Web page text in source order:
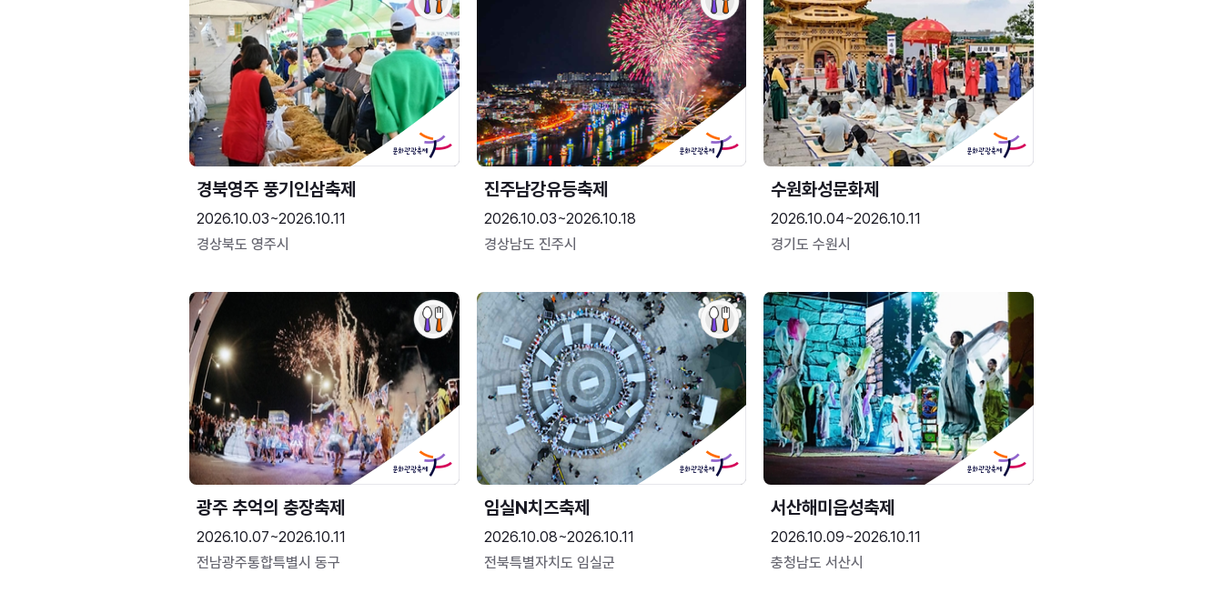
경북영주 풍기인삼축제
2026.10.03~2026.10.11
경상북도 영주시
진주남강유등축제
2026.10.03~2026.10.18
경상남도 진주시
수원화성문화제
2026.10.04~2026.10.11
경기도 수원시
광주 추억의 충장축제
2026.10.07~2026.10.11
전남광주통합특별시 동구
임실N치즈축제
2026.10.08~2026.10.11
전북특별자치도 임실군
서산해미읍성축제
2026.10.09~2026.10.11
충청남도 서산시